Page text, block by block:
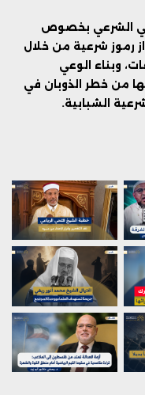
الشرعي بخصوص
رموز شرعية من خلال
وبناء الوعي
من خطر الذوبان في
الشبابية.